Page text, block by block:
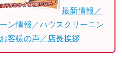
最新情報／
ン情報／ハウスクリーニン
客様の声／店長挨拶